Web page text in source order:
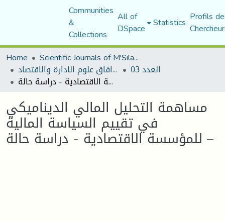
Communities
&
Collections
All of
DSpace Statistics Profils
Home
Scientific Journals of M'Sila University
مجلة افاق علوم الادارة والاقتصاد العدد 03
مساهمة التحليل المالي الديناميكي في تقييم السياسة المالية للمؤسسة الاقتصادية - دراسة حالة –
مساهمة التحليل المالي الديناميكي
في تقييم السياسة المالية
للمؤسسة الاقتصادية - دراسة حالة –